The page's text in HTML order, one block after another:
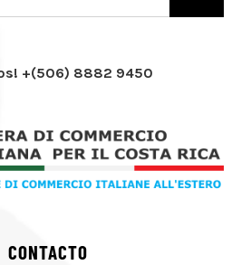
+(506) 8882 9450
CONTACTO